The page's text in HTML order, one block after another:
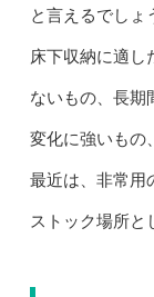
と言えるでしょ
床下収納に適し
ないもの、長期
変化に強いもの
最近は、非常用
ストック場所と